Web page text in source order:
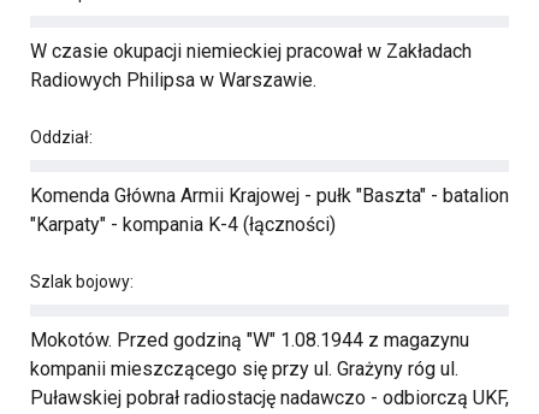
W czasie okupacji niemieckiej pracował w Zakładach
Radiowych Philipsa w Warszawie.
Oddział:
Komenda Główna Armii Krajowej - pułk "Baszta" - batalion
"Karpaty" - kompania K-4 (łączności)
Szlak bojowy:
Mokotów. Przed godziną "W" 1.08.1944 z magazynu
kompanii mieszczącego się przy ul. Grażyny róg ul.
Puławskiej pobrał radiostację nadawczo - odbiorczą UKF,